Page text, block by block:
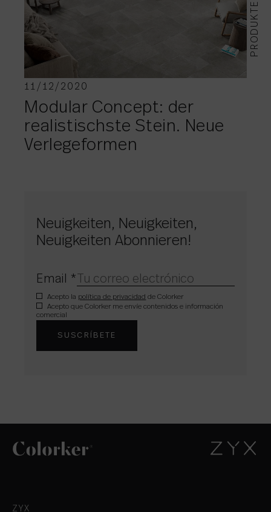
PRODUKTE
11/12/2020
Modular Concept: der
realistischste Stein. Neue
Verlegeformen
Neuigkeiten, Neuigkeiten,
Neuigkeiten Abonnieren!
Email *
Acepto la política de privacidad de Colorker
Acepto que Colorker me envíe contenidos e información
comercial
ZYX